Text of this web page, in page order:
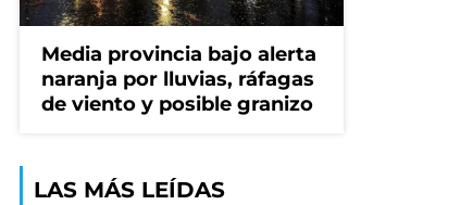
Media provincia bajo alerta
naranja por lluvias, ráfagas
de viento y posible granizo
LAS MÁS LEÍDAS